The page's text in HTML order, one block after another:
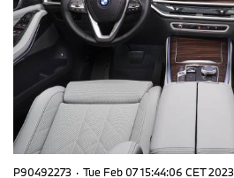
P90492273 · Tue Feb 07 15:44:06 CET 2023